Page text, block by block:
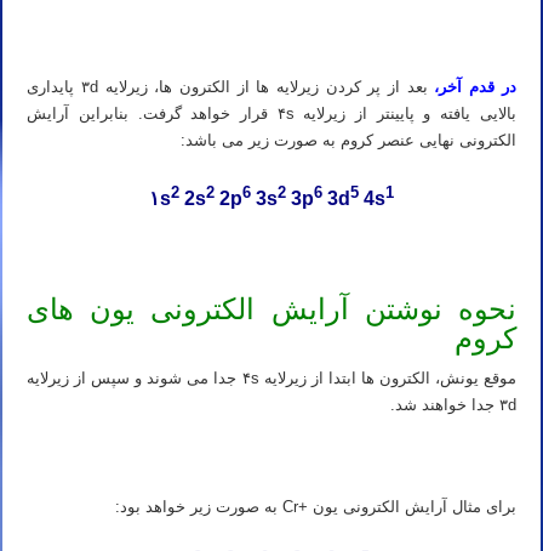
در قدم آخر،
بعد از پر کردن زیرلایه ها از الکترون ها، زیرلایه ۳d پایداری
بالایی یافته و پایینتر از زیرلایه ۴s قرار خواهد گرفت. بنابراین آرایش
الکترونی نهایی عنصر کروم به صورت زیر می باشد:
۱s2 2s2 2p6 3s2 3p6 3d 5 4s1
نحوه نوشتن آرایش الکترونی یون های
کروم
موقع یونش، الکترون ها ابتدا از زیرلایه ۴s جدا می شوند و سپس از زیرلایه
۳d جدا خواهند شد.
برای مثال آرایش الکترونی یون +Cr به صورت زیر خواهد بود: